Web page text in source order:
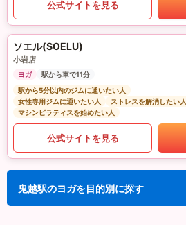
公式サイトを見る
ソエル(SOELU)
小岩店
ヨガ
駅から車で11分
駅から5分以内のジムに通いたい人
女性専用ジムに通いたい人
ストレスを解消したい人
マシンピラティスを始めたい人
公式サイトを見る
鬼越駅のヨガを目的別に探す